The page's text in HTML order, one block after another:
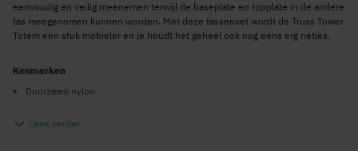
eenvoudig en veilig meenemen terwijl de baseplate en topplate in de andere
tas meegenomen kunnen worden. Met deze tassenset wordt de Truss Tower
Totem een stuk mobieler en je houdt het geheel ook nog eens erg netjes.
Kenmerken
Duurzaam nylon
Lees verder